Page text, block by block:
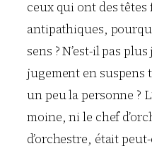
ceux qui ont des
antipathiques,
sens ? N’est-il pas
jugement en suspens
un peu la personne ?
moine, ni le chef
d’orchestre, était